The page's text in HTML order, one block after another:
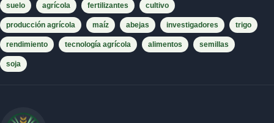
suelo agrícola fertilizantes cultivo
producción agrícola maíz abejas investigadores trigo
rendimiento tecnología agrícola alimentos semillas
soja